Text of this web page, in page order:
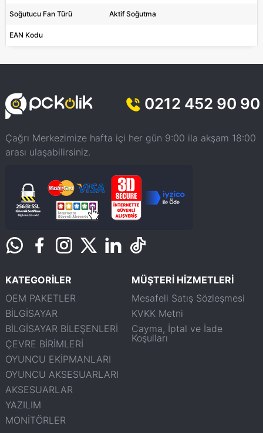
Soğutucu Fan Türü Aktif Soğutma
EAN Kodu
0212 452 90 90
Çağrı Merkezimize hafta içi her gün 9:00 ila akşam 18:00
arası ulaşabilirsiniz.
KATEGORİLER
OEM PAKETLER
BİLGİSAYAR
BİLGİSAYAR BİLEŞENLERİ
ÇEVRE BİRİMLERİ
OYUNCU EKİPMANLARI
OYUNCU AKSESUARLARI
AKSESUARLAR
YAZILIM
MONİTÖRLER
MÜŞTERİ HİZMETLERİ
Mesafeli Satış Sözleşmesi
KVKK Metni
Cayma, İptal ve İade
Koşulları